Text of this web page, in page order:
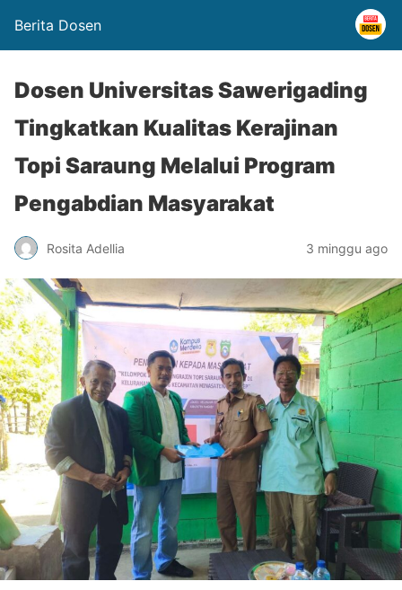
Berita Dosen
Dosen Universitas Sawerigading
Tingkatkan Kualitas Kerajinan
Topi Saraung Melalui Program
Pengabdian Masyarakat
Rosita Adellia 3 minggu ago